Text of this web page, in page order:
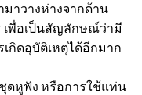
าวางห่างจากด้าน
เพื่อเป็นสัญลักษณ์ว่ามี
กิดอุบัติเหตุได้อีกมาก
ชุดหูฟัง หรือการใช้แท่น